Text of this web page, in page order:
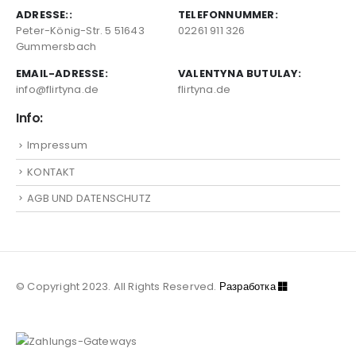
ADRESSE::
Peter-König-Str. 5 51643
Gummersbach
TELEFONNUMMER:
02261 911 326
EMAIL-ADRESSE:
info@flirtyna.de
VALENTYNA BUTULAY:
flirtyna.de
Info:
Impressum
KONTAKT
AGB UND DATENSCHUTZ
© Copyright 2023. All Rights Reserved. Разработка Semsait